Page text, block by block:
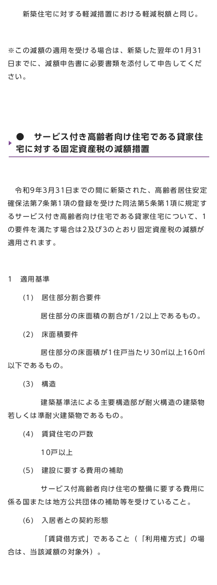
新築住宅に対する軽減措置における軽減税額と同じ。
※この減額の適用を受ける場合は、新築した翌年の1月31
日までに、減額申告書に必要書類を添付して申告してくだ
さい。
● サービス付き高齢者向け住宅である貸家住
宅に対する固定資産税の減額措置
令和9年3月31日までの間に新築された、高齢者居住安定
確保法第7条第1項の登録を受けた同法第5条第1項に規定す
るサービス付き高齢者向け住宅である貸家住宅について、1
の要件を満たす場合は2及び3のとおり固定資産税の減額が
適用されます。
1 適用基準
(1) 居住部分割合要件
居住部分の床面積の割合が1/2以上であるもの。
(2) 床面積要件
居住部分の床面積が1住戸当たり30㎡以上160㎡
以下であるもの。
(3) 構造
建築基準法による主要構造部が耐火構造の建築物
若しくは準耐火建築物であるもの。
(4) 賃貸住宅の戸数
10戸以上
(5) 建設に要する費用の補助
サービス付高齢者向け住宅の整備に要する費用に
係る国または地方公共団体の補助等を受けていること。
(6) 入居者との契約形態
「賃貸借方式」であること（「利用権方式」の場
合は、当該減額の対象外）。